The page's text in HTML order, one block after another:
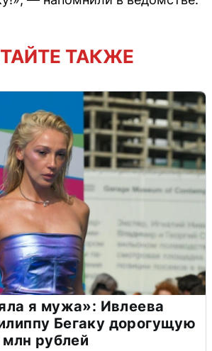
ТАКЖЕ
я мужа»: Ивлеева
Бегаку дорогущую
млн рублей